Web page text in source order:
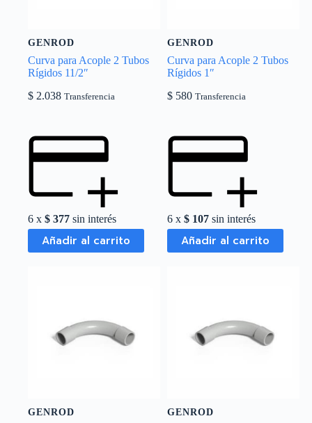
GENROD
Curva para Acople 2 Tubos
Rígidos 11/2″
$ 2.038 Transferencia
6 x $ 377 sin interés
Añadir al carrito
GENROD
Curva para Acople 2 Tubos
Rígidos 1″
$ 580 Transferencia
6 x$ 107 sin interés
Añadir al carrito
GENROD GENROD